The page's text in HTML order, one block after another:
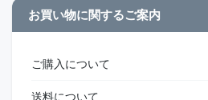
お買い物に関するご案内
ご購入について
送料について